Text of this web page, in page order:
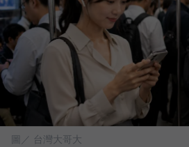
圖／ 台灣大哥大